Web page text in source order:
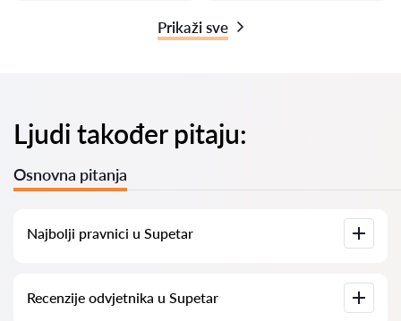
Prikaži sve
Ljudi također pitaju:
Osnovna pitanja
Najbolji pravnici u Supetar
informacijama. Cijene, recenzije, telefonski brojevi i adrese.
Recenzije odvjetnika u Supetar